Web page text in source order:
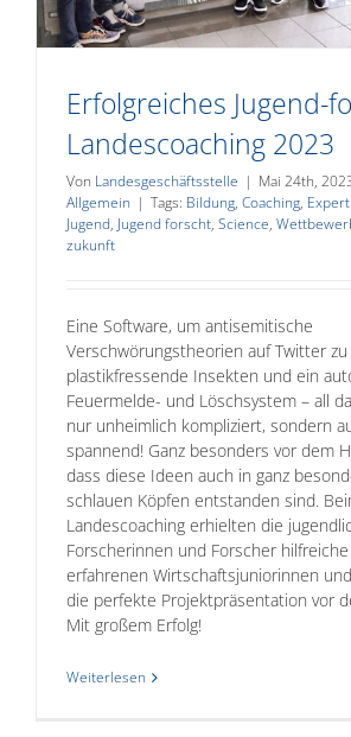
Erfolgreiches Jugend-
Landescoaching 2023
Von Landesgeschäftsstelle | Mai 24th,
Allgemein | Tags: Bildung, Coaching,
Jugend, Jugend forscht, Science,
zukunft
Eine Software, um antisemitische
Verschwörungstheorien auf Twitter zu
plastikfressende Insekten und ein
Feuermelde- und Löschsystem – all
nur unheimlich kompliziert, sondern
spannend! Ganz besonders vor dem
dass diese Ideen auch in ganz
schlauen Köpfen entstanden sind.
Landescoaching erhielten die
Forscherinnen und Forscher
erfahrenen Wirtschaftsjuniorinnen
die perfekte Projektpräsentation vor
Mit großem Erfolg!
Weiterlesen